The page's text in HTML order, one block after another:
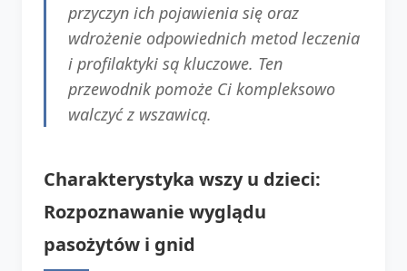
przyczyn ich pojawienia się oraz
wdrożenie odpowiednich metod leczenia
i profilaktyki są kluczowe. Ten
przewodnik pomoże Ci kompleksowo
walczyć z wszawicą.
Charakterystyka wszy u dzieci:
Rozpoznawanie wyglądu
pasożytów i gnid